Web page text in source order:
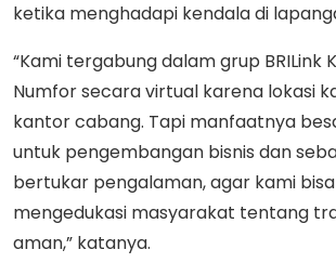
ketika menghadapi kendala di
“Kami tergabung dalam grup BRILink
Numfor secara virtual karena lokasi
kantor cabang. Tapi manfaatnya
untuk pengembangan bisnis dan
bertukar pengalaman, agar kami
mengedukasi masyarakat tentang
aman,” katanya.